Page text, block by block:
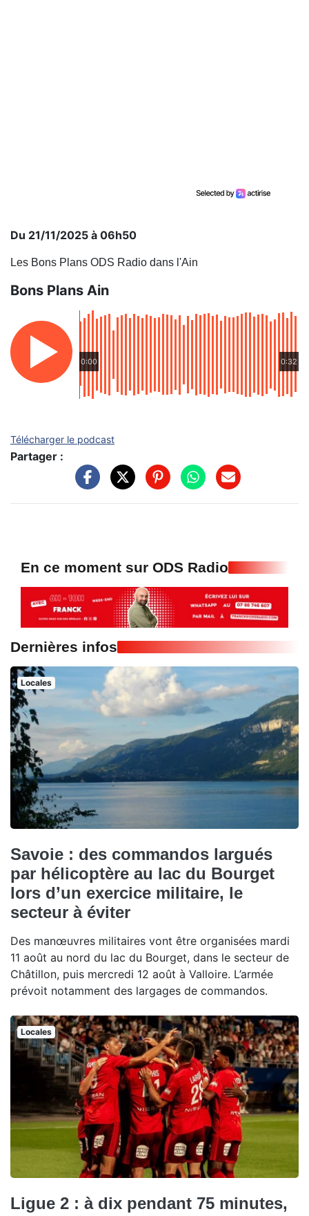
Du 21/11/2025 à 06h50
Les Bons Plans ODS Radio dans l'Ain
Bons Plans Ain
0:00 0:32
Télécharger le podcast
Partager :
En ce moment sur ODS Radio
Dernières infos
Locales
Savoie : des commandos largués
par hélicoptère au lac du Bourget
lors d’un exercice militaire, le
secteur à éviter
Des manœuvres militaires vont être organisées mardi
11 août au nord du lac du Bourget, dans le secteur de
Châtillon, puis mercredi 12 août à Valloire. L’armée
prévoit notamment des largages de commandos.
Locales
Ligue 2 : à dix pendant 75 minutes,